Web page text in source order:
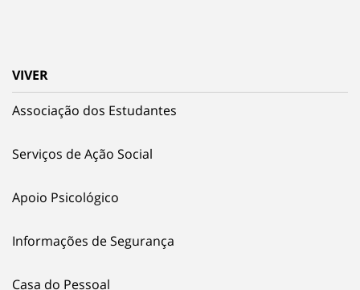
VIVER
Associação dos Estudantes
Serviços de Ação Social
Apoio Psicológico
Informações de Segurança
Casa do Pessoal